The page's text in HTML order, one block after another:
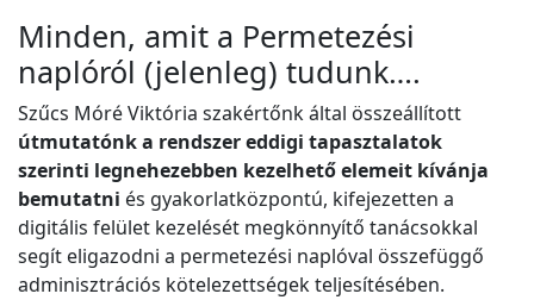
Minden, amit a Permetezési
naplóról (jelenleg) tudunk….
Szűcs Móré Viktória szakértőnk által összeállított
útmutatónk a rendszer eddigi tapasztalatok
szerinti legnehezebben kezelhető elemeit kívánja
bemutatni és gyakorlatközpontú, kifejezetten a
digitális felület kezelését megkönnyítő tanácsokkal
segít eligazodni a permetezési naplóval összefüggő
adminisztrációs kötelezettségek teljesítésében.